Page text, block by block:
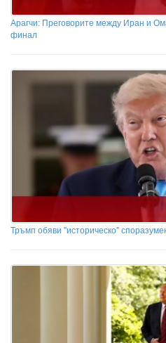
Арагчи: Преговорите между Иран и
финал
Тръмп обяви "историческо"